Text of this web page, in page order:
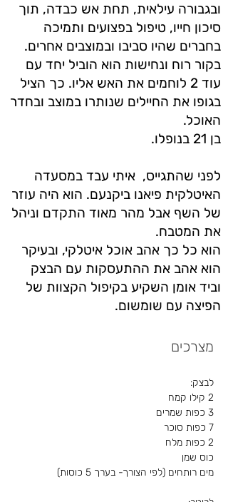
ובגבורה עילאית, תחת אש כבדה, תוך
סיכון חייו, טיפול בפצועים ותמיכה
בחברים שהיו סביבו ובמוצבים אחרים.
בקור רוח ונחישות הוא הוביל יחד עם
עוד 2 לוחמים את האש אליו. כך הציל
בגופו את החיילים שנותרו במוצב ובחדר
האוכל.
בן 21 בנופלו.
לפני שהתגייס, איתי עבד במסעדה
האיטלקית פיאנו ביקנעם. הוא היה עוזר
של השף אבל מהר מאוד התקדם וניהל
את המטבח.
הוא כל כך אהב אוכל איטלקי, ובעיקר
הוא אהב את ההתעסקות עם הבצק
וביד אומן השקיע בקיפול הקצוות של
הפיצה עם שומשום.
מצרכים
לבצק:
2 קילו קמח
3 כפות שמרים
7 כפות סוכר
2 כפות מלח
כוס שמן
מים רותחים (לפי הצורך- בערך 5 כוסות)